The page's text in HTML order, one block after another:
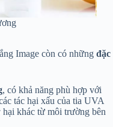
Image còn có những đặc
, có khả năng phù hợp với
tác hại xấu của tia UVA
khác từ môi trường bên